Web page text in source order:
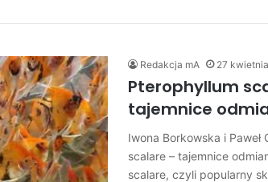
Redakcja mA 27
Pterophyllum
tajemnice
Iwona Borkowska i Paweł
scalare – tajemnice
scalare, czyli popularny